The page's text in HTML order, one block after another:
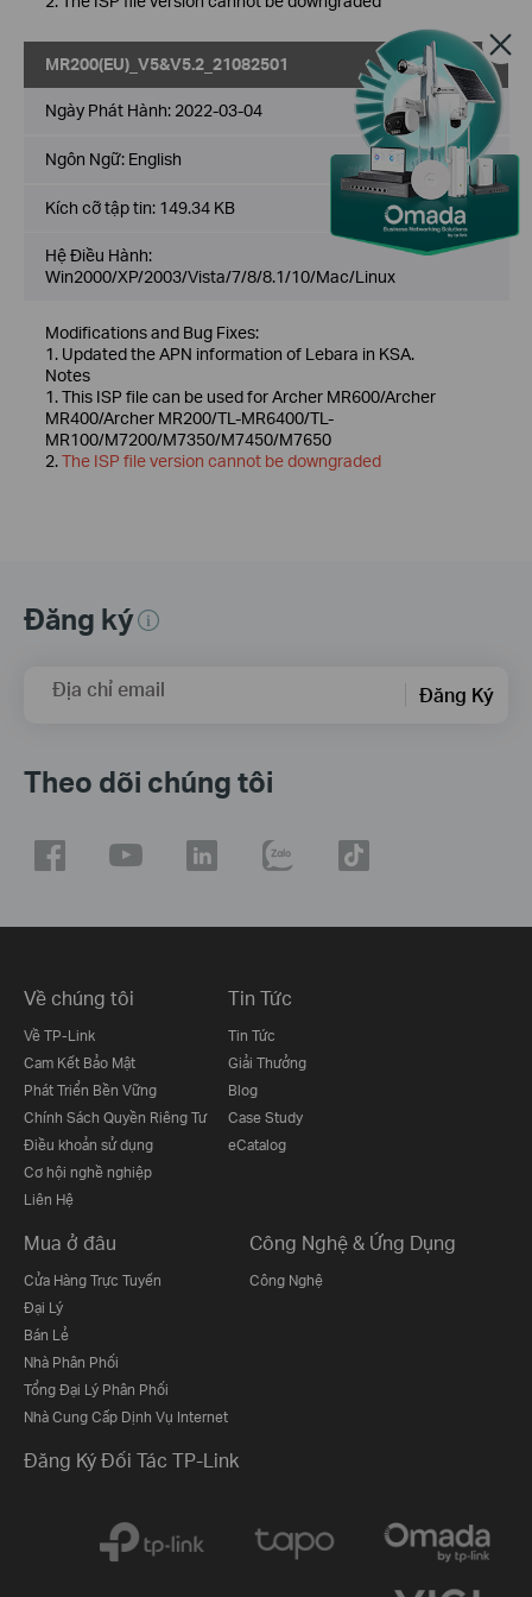
MR200(EU)_V5&V5.2_21082501
Về
Ngày Phát Hành: 2022-03-04
Ngôn Ngữ: English
Kích cỡ tập tin: 149.34 KB
Hệ Điều Hành:
Win2000/XP/2003/Vista/7/8/8.1/10/Mac/Linux
Modifications and Bug Fixes:
1. Updated the APN information of Lebara in KSA.
Notes
1. This ISP file can be used for Archer MR600/Archer
MR400/Archer MR200/TL-MR6400/TL-
MR100/M7200/M7350/M7450/M7650
2.The ISP file version cannot be downgraded
Đăng ký
Địa chỉ email Đăng Ký
Theo dõi chúng tôi
Về chúng tôi
Về TP-Link
Cam Kết Bảo Mật
Phát Triển Bền Vững
Chính Sách Quyền Riêng Tư
Điều khoản sử dụng
Cơ hội nghề nghiệp
Liên Hệ
Tin Tức
Tin Tức
Giải Thưởng
Blog
Case Study
eCatalog
Mua ở đâu
Cửa Hàng Trực Tuyến
Đại Lý
Bán Lẻ
Nhà Phân Phối
Tổng Đại Lý Phân Phối
Nhà Cung Cấp Dịnh Vụ Internet
Công Nghệ & Ứng Dụng
Công Nghệ
Đăng Ký Đối Tác TP-Link